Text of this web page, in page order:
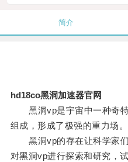
简介
hd18co黑洞加速器官网
黑洞vp是宇宙中一种奇特
组成，形成了极强的重力场。
黑洞vp的存在让科学家们
对黑洞vp进行探索和研究，